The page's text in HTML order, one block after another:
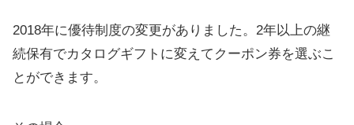
2018年に優待制度の変更がありました。2年以上の継
続保有でカタログギフトに変えてクーポン券を選ぶこ
とができます。